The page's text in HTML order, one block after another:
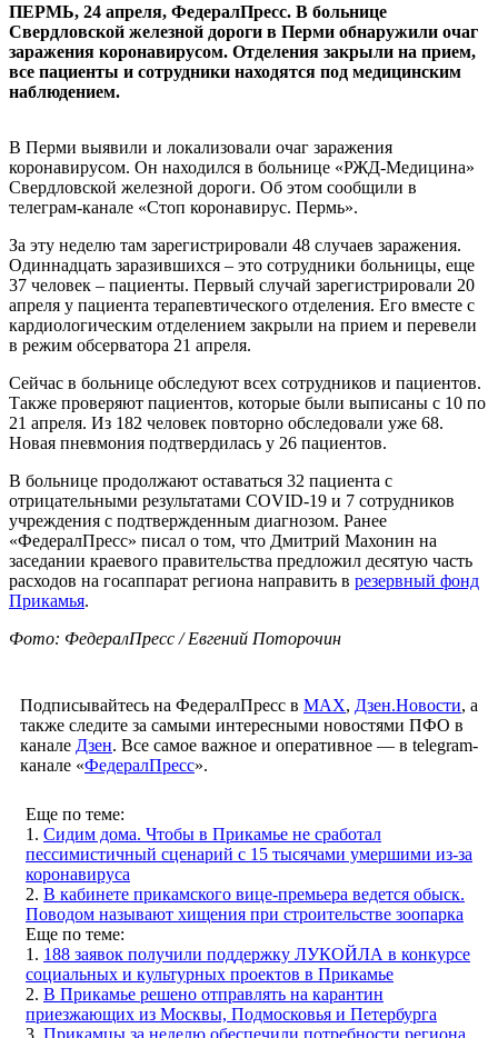
ПЕРМЬ, 24 апреля, ФедералПресс. В больнице
Свердловской железной дороги в Перми обнаружили очаг
заражения коронавирусом. Отделения закрыли на прием,
все пациенты и сотрудники находятся под медицинским
наблюдением.
В Перми выявили и локализовали очаг заражения
коронавирусом. Он находился в больнице «РЖД-Медицина»
Свердловской железной дороги. Об этом сообщили в
телеграм-канале «Стоп коронавирус. Пермь».
За эту неделю там зарегистрировали 48 случаев заражения.
Одиннадцать заразившихся – это сотрудники больницы, еще
37 человек – пациенты. Первый случай зарегистрировали 20
апреля у пациента терапевтического отделения. Его вместе с
кардиологическим отделением закрыли на прием и перевели
в режим обсерватора 21 апреля.
Сейчас в больнице обследуют всех сотрудников и пациентов.
Также проверяют пациентов, которые были выписаны с 10 по
21 апреля. Из 182 человек повторно обследовали уже 68.
Новая пневмония подтвердилась у 26 пациентов.
В больнице продолжают оставаться 32 пациента с
отрицательными результатами COVID-19 и 7 сотрудников
учреждения с подтвержденным диагнозом. Ранее
«ФедералПресс» писал о том, что Дмитрий Махонин на
заседании краевого правительства предложил десятую часть
расходов на госаппарат региона направить в резервный фонд
Прикамья.
Фото: ФедералПресс / Евгений Поторочин
Подписывайтесь на ФедералПресс в МАХ, Дзен.Новости, а
также следите за самыми интересными новостями ПФО в
канале Дзен. Все самое важное и оперативное — в telegram-
канале «ФедералПресс».
Еще по теме:
1. Сидим дома. Чтобы в Прикамье не сработал
пессимистичный сценарий с 15 тысячами умершими из-за
коронавируса
2. В кабинете прикамского вице-премьера ведется обыск.
Поводом называют хищения при строительстве зоопарка
Еще по теме:
1. 188 заявок получили поддержку ЛУКОЙЛА в конкурсе
социальных и культурных проектов в Прикамье
2. В Прикамье решено отправлять на карантин
приезжающих из Москвы, Подмосковья и Петербурга
3. Прикамцы за неделю обеспечили потребности региона